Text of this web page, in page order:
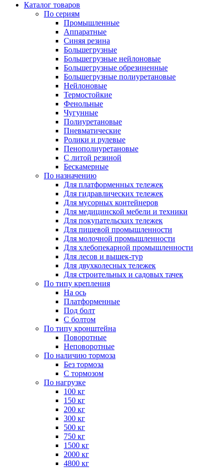
Каталог товаров
По сериям
Промышленные
Аппаратные
Синяя резина
Большегрузные
Большегрузные нейлоновые
Большегрузные обрезиненные
Большегрузные полиуретановые
Нейлоновые
Термостойкие
Фенольные
Чугунные
Полиуретановые
Пневматические
Ролики и рулевые
Пенополиуретановые
С литой резиной
Бескамерные
По назначению
Для платформенных тележек
Для гидравлических тележек
Для мусорных контейнеров
Для медицинской мебели и техники
Для покупательских тележек
Для пищевой промышленности
Для молочной промышленности
Для хлебопекарной промышленности
Для лесов и вышек-тур
Для двухколесных тележек
Для строительных и садовых тачек
По типу крепления
На ось
Платформенные
Под болт
С болтом
По типу кронштейна
Поворотные
Неповоротные
По наличию тормоза
Без тормоза
С тормозом
По нагрузке
100 кг
150 кг
200 кг
300 кг
500 кг
750 кг
1500 кг
2000 кг
4800 кг